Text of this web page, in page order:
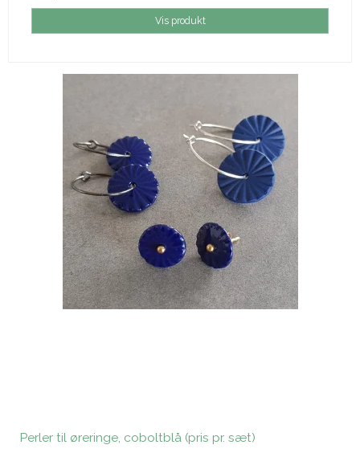
Vis produkt
Perler til øreringe, coboltblå (pris pr. sæt)